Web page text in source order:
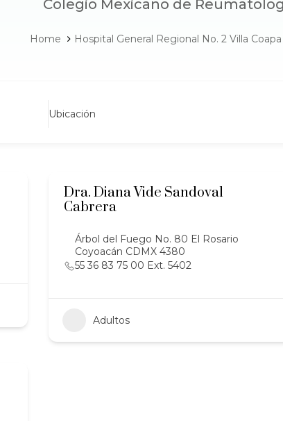
Colegio Mexicano de
Home Hospital General Regional No. 2 Villa
Ubicación
Dra. Diana Vide Sandoval
Cabrera
Árbol del Fuego No. 80 El Rosario
Coyoacán CDMX 4380
55 36 83 75 00 Ext. 5402
Adultos